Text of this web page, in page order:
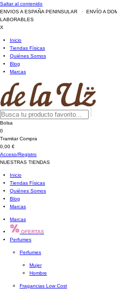
Saltar al contenido
ENVIOS A ESPAÑA PENINSULAR · ENVÍO A
LABORABLES
X
Inicio
Tiendas Físicas
Quiénes Somos
Blog
Marcas
Bolsa
0
Tramitar Compra
0,00 €
Acceso/Registro
NUESTRAS TIENDAS
Inicio
Tiendas Físicas
Quiénes Somos
Blog
Marcas
Marcas
OFERTAS
Perfumes
Perfumes
Mujer
Hombre
Fragancias Low Cost